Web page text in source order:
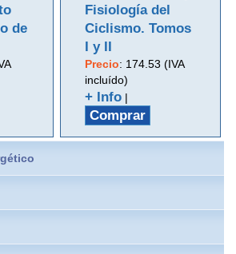
de
Fisiología del
Ciclismo. Tomos
I y II
Precio: 174.53 (IVA
incluído)
+ Info |
Comprar